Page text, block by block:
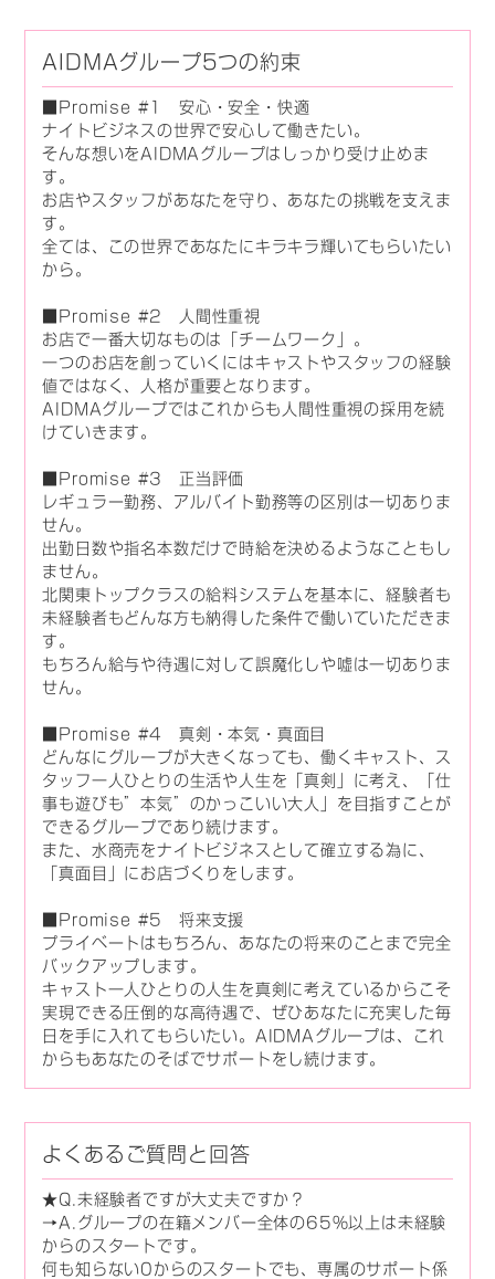
AIDMAグループ5つの約束
■Promise #1 安心・安全・快適
ナイトビジネスの世界で安心して働きたい。
そんな想いをAIDMAグループはしっかり受け止めま
す。
お店やスタッフがあなたを守り、あなたの挑戦を支えま
す。
全ては、この世界であなたにキラキラ輝いてもらいたい
から。
■Promise #2 人間性重視
お店で一番大切なものは「チームワーク」。
一つのお店を創っていくにはキャストやスタッフの経験
値ではなく、人格が重要となります。
AIDMAグループではこれからも人間性重視の採用を続
けていきます。
■Promise #3 正当評価
レギュラー勤務、アルバイト勤務等の区別は一切ありま
せん。
出勤日数や指名本数だけで時給を決めるようなこともし
ません。
北関東トップクラスの給料システムを基本に、経験者も
未経験者もどんな方も納得した条件で働いていただきま
す。
もちろん給与や待遇に対して誤魔化しや嘘は一切ありま
せん。
■Promise #4 真剣・本気・真面目
どんなにグループが大きくなっても、働くキャスト、ス
タッフ一人ひとりの生活や人生を「真剣」に考え、「仕
事も遊びも”本気”のかっこいい大人」を目指すことが
できるグループであり続けます。
また、水商売をナイトビジネスとして確立する為に、
「真面目」にお店づくりをします。
■Promise #5 将来支援
プライベートはもちろん、あなたの将来のことまで完全
バックアップします。
キャスト一人ひとりの人生を真剣に考えているからこそ
実現できる圧倒的な高待遇で、ぜひあなたに充実した毎
日を手に入れてもらいたい。AIDMAグループは、これ
からもあなたのそばでサポートをし続けます。
よくあるご質問と回答
★Q.未経験者ですが大丈夫ですか？
→A.グループの在籍メンバー全体の65％以上は未経験
からのスタートです。
何も知らない0からのスタートでも、専属のサポート係